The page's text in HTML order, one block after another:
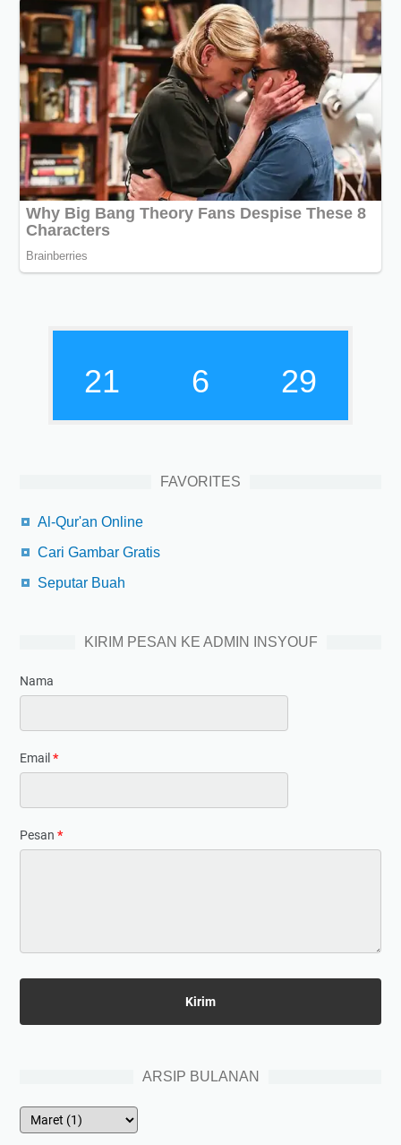
21 6 30
FAVORITES
Al-Qur'an Online
Cari Gambar Gratis
Seputar Buah
KIRIM PESAN KE ADMIN INSYOUF
Nama
Email *
Pesan *
ARSIP BULANAN